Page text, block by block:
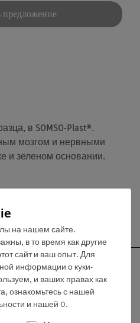
предложение
в SOMSO-Plast®.
мозгом и нервными
и зеленом основании.
от 300,- €
oben
на нашем сайте.
в то время как другие
сайт и ваш опыт. Для
информации о куки-
и ваших правах как
ознакомьтесь с нашей
и нашей 0.